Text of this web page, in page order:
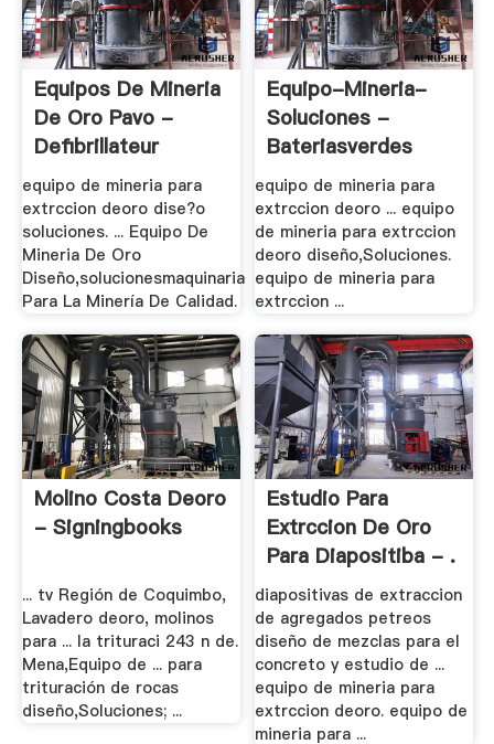
Equipos De Mineria
De Oro Pavo -
Defibrillateur
equipo de mineria para
extrccion deoro dise?o
soluciones. ... Equipo De
Mineria De Oro
Diseño,solucionesmaquinaria
Para La Minería De Calidad.
Equipo-Mineria-
Soluciones -
Bateriasverdes
equipo de mineria para
extrccion deoro ... equipo
de mineria para extrccion
deoro diseño,Soluciones.
equipo de mineria para
extrccion ...
Molino Costa Deoro
- Signingbooks
... tv Región de Coquimbo,
Lavadero deoro, molinos
para ... la trituraci 243 n de.
Mena,Equipo de ... para
trituración de rocas
diseño,Soluciones; ...
Estudio Para
Extrccion De Oro
Para Diapositiba - .
diapositivas de extraccion
de agregados petreos
diseño de mezclas para el
concreto y estudio de ...
equipo de mineria para
extrccion deoro. equipo de
mineria para ...